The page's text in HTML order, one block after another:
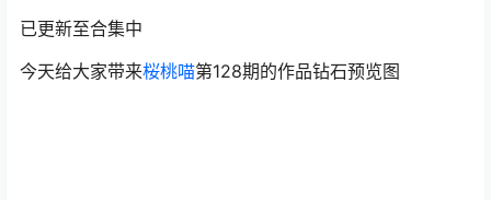
已更新至合集中
今天给大家带来桜桃喵第128期的作品钻石预览图